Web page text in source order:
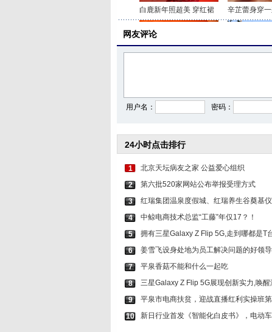
白鹿新年照超美 穿红裙 辛芷蕾身穿
网友评论
用户名： 密码：
24小时点击排行
1
北京天坛病友之家 公益爱心组织
2
第六批520家网站公布举报受理方式
3
红瑞集团温泉度假城、红瑞养生谷奠基仪
4
中鲸电商技术总监“工藤”年仅17？！
5
拥有三星Galaxy Z Flip 5G,走到哪都是T
6
姜雪飞设身处地为员工解决问题的好领导
7
平泉香菇不能和什么一起吃
8
三星Galaxy Z Flip 5G展现创新实力,唤醒
9
平泉市电商扶贫，迎战直播红利实操班
10
新日行业首发《智能化白皮书》，电动车